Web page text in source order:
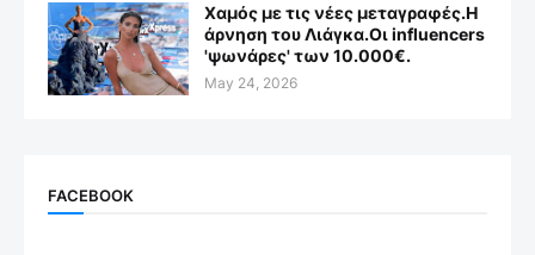
Χαμός με τις νέες μεταγραφές.Η
άρνηση του Λιάγκα.Οι influencers
'ψωνάρες' των 10.000€.
May 24, 2026
FACEBOOK